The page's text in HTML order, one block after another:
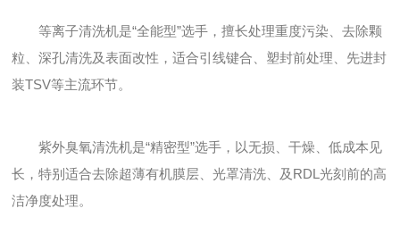
等离子清洗机是“全能型”选手，擅长处理重度污染、去除颗
粒、深孔清洗及表面改性，适合引线键合、塑封前处理、先进封
装TSV等主流环节。
紫外臭氧清洗机是“精密型”选手，以无损、干燥、低成本见
长，特别适合去除超薄有机膜层、光罩清洗、及RDL光刻前的高
洁净度处理。